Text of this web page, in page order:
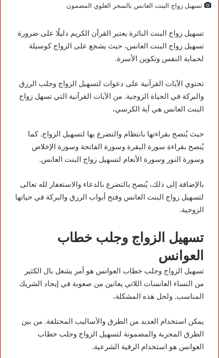
تسهيل زواج البنت العانس بالسحر العلوي المضمون
تسهيل زواج البنت البائرة يعتبر القرآن الكريم دليلًا على ضرورة
تسهيل زواج البنت العانس، حيث يشجع على الزواج كوسيلة
لحماية النفس وتكوين الأسرة.
تحتوي الآيات القرآنية على دعوات لتسهيل الزواج وجلب الرزق
والبركة في الحياة الزوجية. من الآيات القرآنية التي تسهل زواج
البنت العانس هي آية الكرسي،
حيث يُنصح بقراءتها بانتظام والتضرع بها لتسهيل الزواج. كما
يُنصح بقراءة سورة البقرة وسورة الفاتحة وسورة الإخلاص
وسورة النور وسورة الأنعام لتسهيل زواج البنت العانس.
بالإضافة إلى ذلك، يُنصح بالتضرع بالدعاء والاستغفار لله تعالى
لتسهيل زواج البنت العانس وفتح أبواب الرزق والبركة في حياتها
الزوجية.
تسهيل الزواج وجلب خطاب
العوانس
تسهيل الزواج وجلب خطاب العوانس هو أمر يشغل بال الكثير
من النساء العانسات اللاتي يعانين من صعوبة في إيجاد الشريك
المناسب. ولحل هذه المشكلة،
يمكن استخدام العديد من الطرق والأساليب المختلفة. من بين
الطرق المجربة والمضمونة لتسهيل الزواج وجلب خطاب
العوانس هو استخدام الرقية الشرعية.